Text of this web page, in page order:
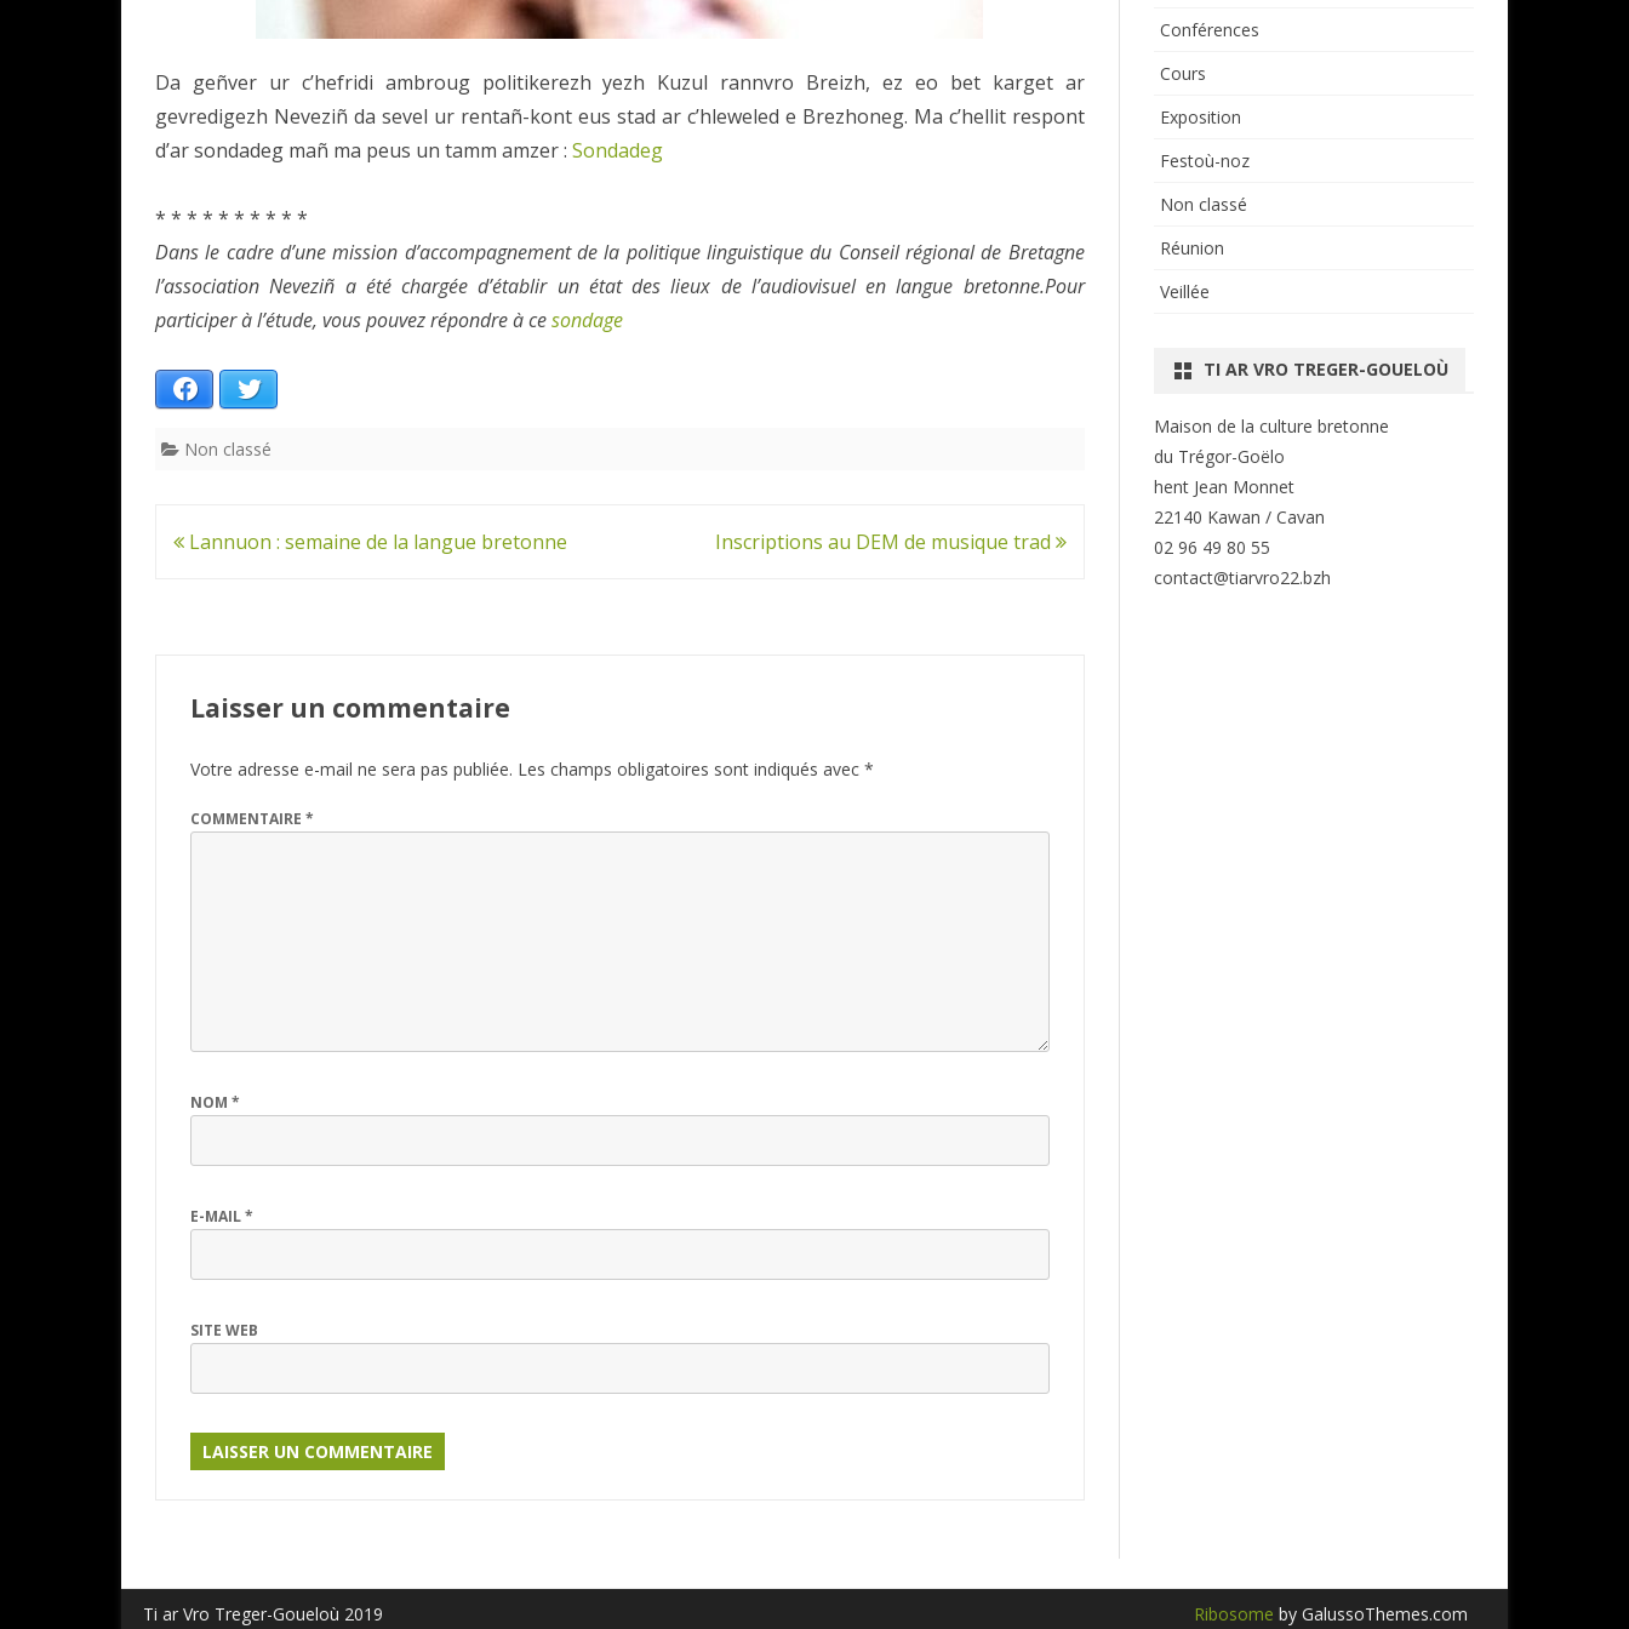
Da geñver ur c’hefridi ambroug politikerezh yezh Kuzul rannvro Breizh, ez eo bet karget ar
gevredigezh Neveziñ da sevel ur rentañ-kont eus stad ar c’hleweled e Brezhoneg. Ma c’hellit respont
d’ar sondadeg mañ ma peus un tamm amzer : Sondadeg
* * * * * * * * * *
Dans le cadre d’une mission d’accompagnement de la politique linguistique du Conseil régional de Bretagne
l’association Neveziñ a été chargée d’établir un état des lieux de l’audiovisuel en langue bretonne.Pour
participer à l’étude, vous pouvez répondre à cesondage
Facebook
Non classé
Navigation
Lannuon : semaine de la langue bretonne Inscriptions au DEM de musique trad
Laisser un commentaire
Votre adresse e-mail ne sera pas publiée. Les champs obligatoires sont indiqués avec *
COMMENTAIRE *
NOM *
E-MAIL*
SITE WEB
Conférences
Cours
Exposition
Festoù-noz
Non classé
Réunion
Veillée
TI AR VRO TREGER-GOUELOÙ
Maison de la culture bretonne
du Trégor-Goëlo
hent Jean Monnet
22140 Kawan / Cavan
02 96 49 80 55
contact@tiarvro22.bzh
Ti ar Vro Treger-Goueloù 2019 Ribosome by GalussoThemes.com